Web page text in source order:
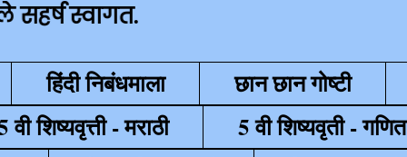
हिंदी निबंधमाला
छान छान गोष्टी
वी शिष्यवृत्ती - मराठी
5 वी शिष्यवृती - गणित